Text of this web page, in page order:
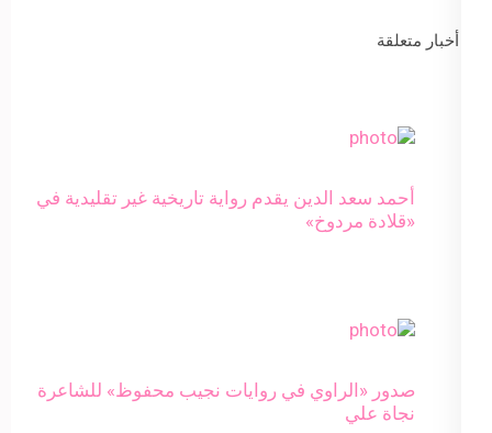
أخبار متعلقة
أحمد سعد الدين يقدم رواية تاريخية غير تقليدية في
«قلادة مردوخ»
صدور «الراوي في روايات نجيب محفوظ» للشاعرة
نجاة علي